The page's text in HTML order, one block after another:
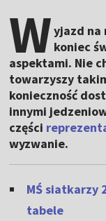
Wyjazd na
koniec
aspektami. Nie
towarzyszy
konieczność
innymi
części
wyzwanie.
MŚ siatkarzy
tabele